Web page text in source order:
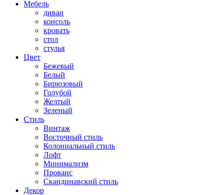
Мебель
диван
консоль
кровать
стол
стулья
Цвет
Бежевый
Белый
Бирюзовый
Голубой
Желтый
Зеленый
Стиль
Винтаж
Восточный стиль
Колониальный стиль
Лофт
Минимализм
Прованс
Скандинавский стиль
Декор